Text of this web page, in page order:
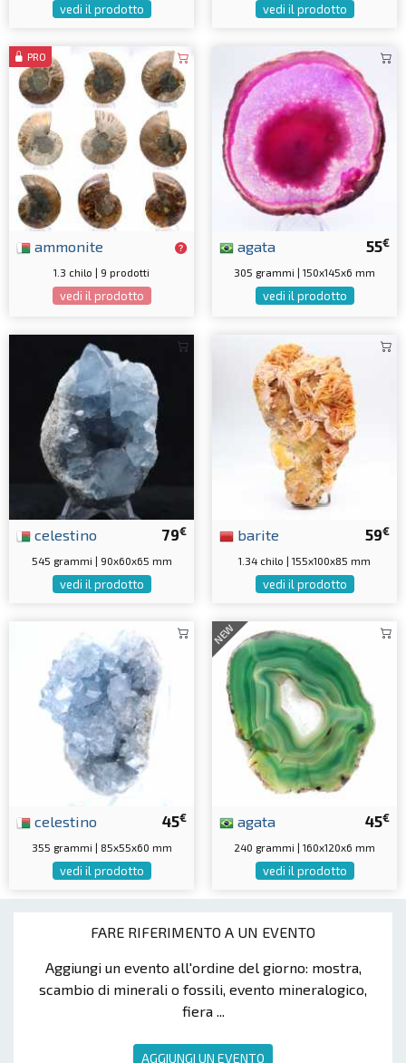
FARE RIFERIMENTO A UN EVENTO
Aggiungi un evento all'ordine del giorno: mostra,
scambio di minerali o fossili, evento mineralogico,
fiera ...
AGGIUNGI UN EVENTO
vedi il prodotto vedi il prodotto
PRO
ammonite
1.3 chilo | 9 prodotti
vedi il prodotto
55€
agata
305 grammi | 150x145x6 mm
vedi il prodotto
79€
celestino
545 grammi | 90x60x65 mm
vedi il prodotto
59€
barite
1.34 chilo | 155x100x85 mm
vedi il prodotto
45€
celestino
355 grammi | 85x55x60 mm
vedi il prodotto
NEW
45€
agata
240 grammi | 160x120x6 mm
vedi il prodotto